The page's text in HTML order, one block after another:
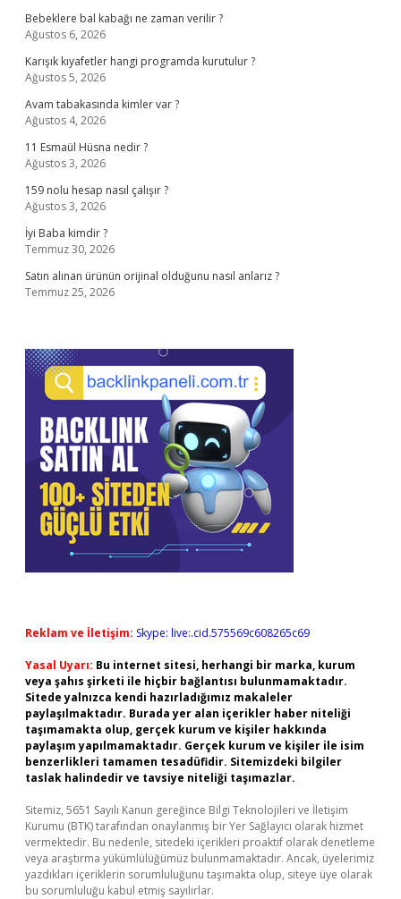
Bebeklere bal kabağı ne zaman verilir ?
Ağustos 6, 2026
Karışık kıyafetler hangi programda kurutulur ?
Ağustos 5, 2026
Avam tabakasında kimler var ?
Ağustos 4, 2026
11 Esmaül Hüsna nedir ?
Ağustos 3, 2026
159 nolu hesap nasıl çalışır ?
Ağustos 3, 2026
İyi Baba kimdir ?
Temmuz 30, 2026
Satın alınan ürünün orijinal olduğunu nasıl anlarız ?
Temmuz 25, 2026
Reklam ve İletişim: Skype: live:.cid.575569c608265c69
Yasal Uyarı: Bu internet sitesi, herhangi bir marka, kurum
veya şahıs şirketi ile hiçbir bağlantısı bulunmamaktadır.
Sitede yalnızca kendi hazırladığımız makaleler
paylaşılmaktadır. Burada yer alan içerikler haber niteliği
taşımamakta olup, gerçek kurum ve kişiler hakkında
paylaşım yapılmamaktadır. Gerçek kurum ve kişiler ile isim
benzerlikleri tamamen tesadüfidir. Sitemizdeki bilgiler
taslak halindedir ve tavsiye niteliği taşımazlar.
Sitemiz, 5651 Sayılı Kanun gereğince Bilgi Teknolojileri ve İletişim
Kurumu (BTK) tarafından onaylanmış bir Yer Sağlayıcı olarak hizmet
vermektedir. Bu nedenle, sitedeki içerikleri proaktif olarak denetleme
veya araştırma yükümlülüğümüz bulunmamaktadır. Ancak, üyelerimiz
yazdıkları içeriklerin sorumluluğunu taşımakta olup, siteye üye olarak
bu sorumluluğu kabul etmiş sayılırlar.